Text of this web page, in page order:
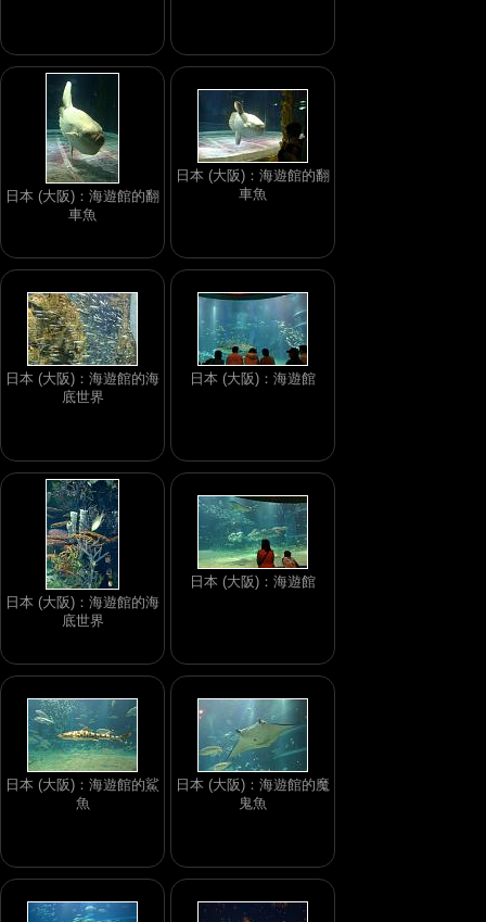
日本 (大阪)：海遊館的翻
車魚
日本 (大阪)：海遊館的翻
車魚
日本 (大阪)：海遊館的海
底世界
日本 (大阪)：海遊館
日本 (大阪)：海遊館的海
底世界
日本 (大阪)：海遊館
日本 (大阪)：海遊館的鯊
魚
日本 (大阪)：海遊館的魔
鬼魚